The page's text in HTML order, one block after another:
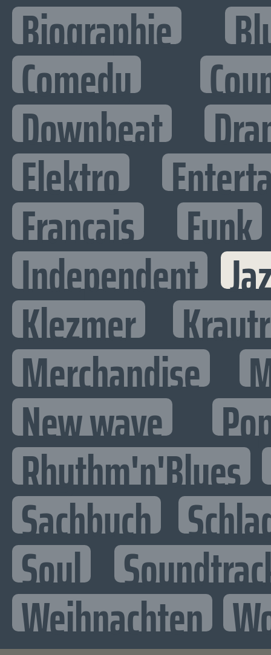
Biographie
Comedy
Downbeat
Elektro
Francais Funk
Independent
Klezmer
Merchandise
New wave
Rhythm'n'Blues
Sachbuch
Soul
Weihnachten